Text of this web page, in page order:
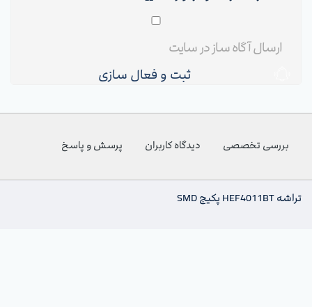
ثبت و فعال سازی
بررسی تخصصی دیدگاه کاربران پرسش و پاسخ
تراشه HEF4011BT پکیج SMD